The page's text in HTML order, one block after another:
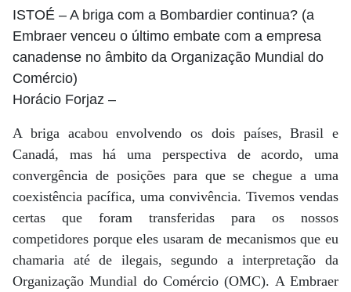
ISTOÉ – A briga com a Bombardier continua? (a
Embraer venceu o último embate com a empresa
canadense no âmbito da Organização Mundial do
Comércio)
Horácio Forjaz –
A briga acabou envolvendo os dois países, Brasil e
Canadá, mas há uma perspectiva de acordo, uma
convergência de posições para que se chegue a uma
coexistência pacífica, uma convivência. Tivemos vendas
certas que foram transferidas para os nossos
competidores porque eles usaram de mecanismos que eu
chamaria até de ilegais, segundo a interpretação da
Organização Mundial do Comércio (OMC). A Embraer